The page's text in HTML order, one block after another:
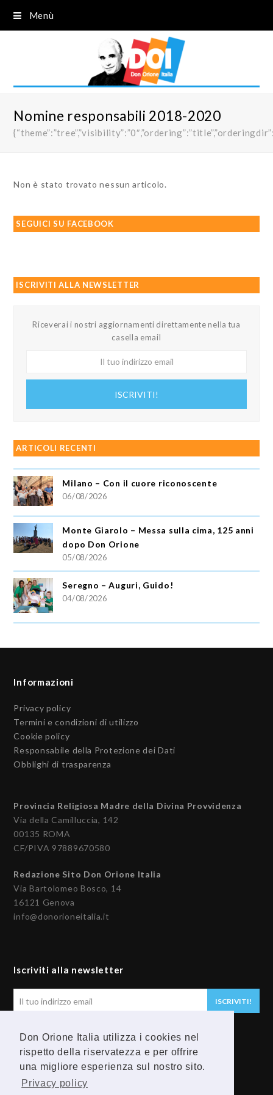
Don Orione Italia utilizza i cookies nel
rispetto della riservatezza e per offrire
una migliore esperienza sul nostro sito.
Privacy policy
Menù
Nomine responsabili 2018-2020
Non è stato trovato nessun articolo.
SEGUICI SU FACEBOOK
ISCRIVITI ALLA NEWSLETTER
Riceverai i nostri aggiornamenti direttamente nella tua
casella email
ISCRIVITI!
ARTICOLI RECENTI
Milano – Con il cuore riconoscente
06/08/2026
Monte Giarolo – Messa sulla cima, 125 anni
dopo Don Orione
05/08/2026
Seregno – Auguri, Guido!
04/08/2026
Informazioni
Privacy policy
Termini e condizioni di utilizzo
Cookie policy
Responsabile della Protezione dei Dati
Obblighi di trasparenza
Provincia Religiosa Madre della Divina Provvidenza
Via della Camilluccia, 142
00135 ROMA
CF/PIVA 97889670580
Redazione Sito Don Orione Italia
Via Bartolomeo Bosco, 14
16121 Genova
info@donorioneitalia.it
Iscriviti alla newsletter
email
ISCRIVITI!
Seguici
F